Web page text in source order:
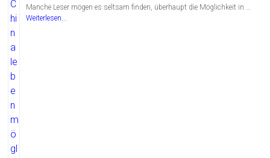
Manche Leser mögen es seltsam finden, überhaupt die Möglichkeit in …
Weiterlesen...